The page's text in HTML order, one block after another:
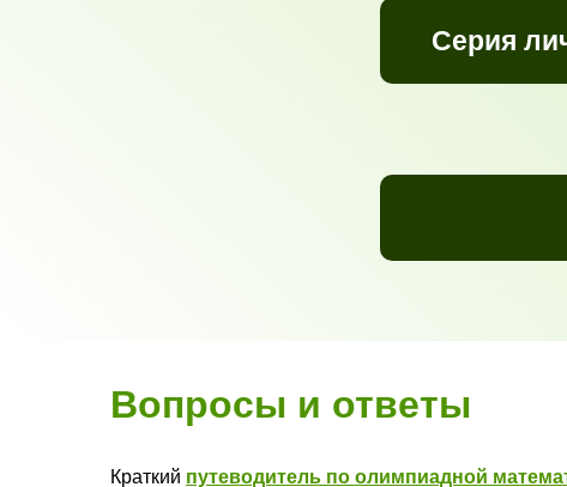
Серия
Вопросы и ответы
Краткий путеводитель по олимпиадной